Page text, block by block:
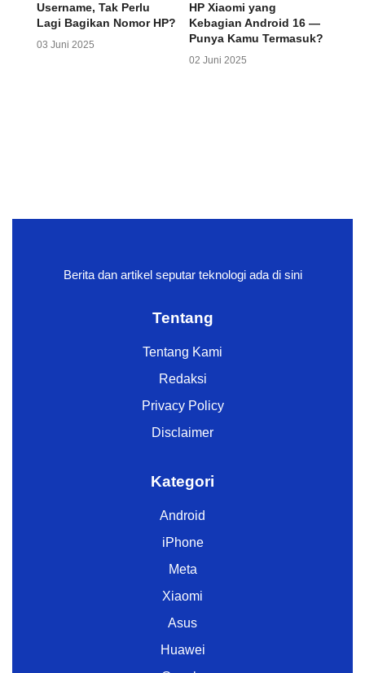
Username, Tak Perlu
Lagi Bagikan Nomor HP?
03 Juni 2025
HP Xiaomi yang
Kebagian Android 16 —
Punya Kamu Termasuk?
02 Juni 2025
Berita dan artikel seputar teknologi ada di sini
Tentang
Tentang Kami
Redaksi
Privacy Policy
Disclaimer
Kategori
Android
iPhone
Meta
Xiaomi
Asus
Huawei